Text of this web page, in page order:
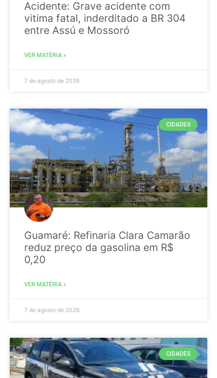
Acidente: Grave acidente com
vitima fatal, inderditado a BR 304
entre Assú e Mossoró
VER MATÉRIA »
7 de agosto de 2026
CIDADES
Guamaré: Refinaria Clara Camarão
reduz preço da gasolina em R$
0,20
VER MATÉRIA »
7 de agosto de 2026
CIDADES